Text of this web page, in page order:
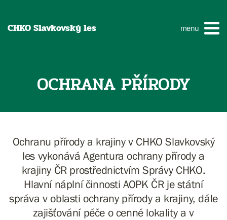
CHKO Slavkovský les menu
OCHRANA PŘÍRODY
Ochranu přírody a krajiny v CHKO Slavkovský
les vykonává Agentura ochrany přírody a
krajiny ČR prostřednictvím Správy CHKO.
Hlavní náplní činnosti AOPK ČR je státní
správa v oblasti ochrany přírody a krajiny, dále
zajišťování péče o cenné lokality a v